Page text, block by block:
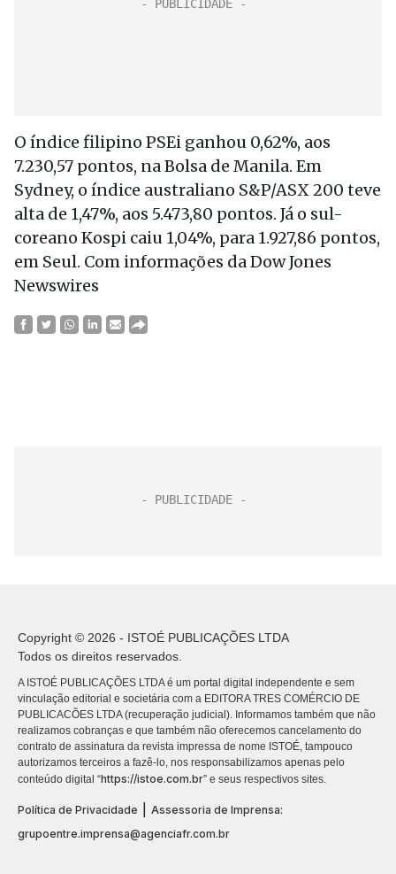
O índice filipino PSEi ganhou 0,62%, aos
7.230,57 pontos, na Bolsa de Manila. Em
Sydney, o índice australiano S&P/ASX 200 teve
alta de 1,47%, aos 5.473,80 pontos. Já o sul-
coreano Kospi caiu 1,04%, para 1.927,86 pontos,
em Seul. Com informações da Dow Jones
Newswires
Copyright © 2026 - ISTOÉ PUBLICAÇÕES LTDA
Todos os direitos reservados.
A ISTOÉ PUBLICAÇÕES LTDA é um portal digital independente e sem
vinculação editorial e societária com a EDITORA TRES COMÉRCIO DE
PUBLICACÕES LTDA (recuperação judicial). Informamos também que não
realizamos cobranças e que também não oferecemos cancelamento do
contrato de assinatura da revista impressa de nome ISTOÉ, tampouco
autorizamos terceiros a fazê-lo, nos responsabilizamos apenas pelo
conteúdo digital “https://istoe.com.br” e seus respectivos sites.
Política de Privacidade
Assessoria de Imprensa:
grupoentre.imprensa@agenciafr.com.br